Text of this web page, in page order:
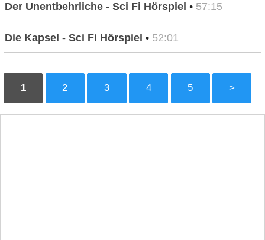
Der Unentbehrliche - Sci Fi Hörspiel • 57:15
Die Kapsel - Sci Fi Hörspiel • 52:01
1 2 3 4 5 >